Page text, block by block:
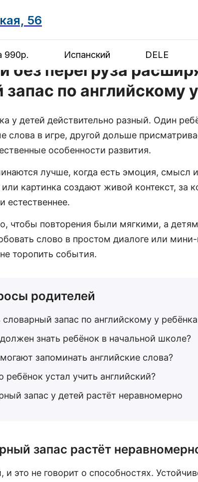
56
990р. Испанский DELE
без перегруза
по английскому
у детей действительно разный. Один
слова в игре, другой дольше
особенности развития.
лучше, когда есть эмоция, смысл
картинка создают живой контекст, за
естественнее.
чтобы повторения были мягкими, а детям
слово в простом диалоге или
торопить события.
родителей
словарный запас по английскому у
знать ребёнок в начальной школе?
запоминать английские слова?
ребёнок устал учить английский?
запас у детей растёт неравномерно
запас растёт
и это не говорит о способностях.